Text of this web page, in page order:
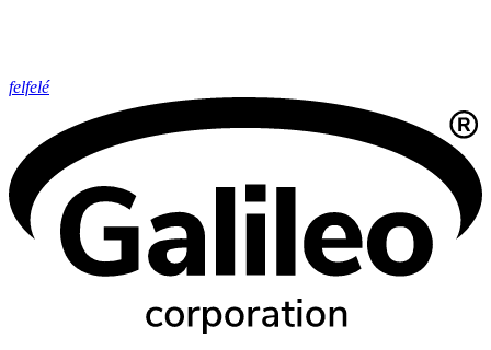
felfelé